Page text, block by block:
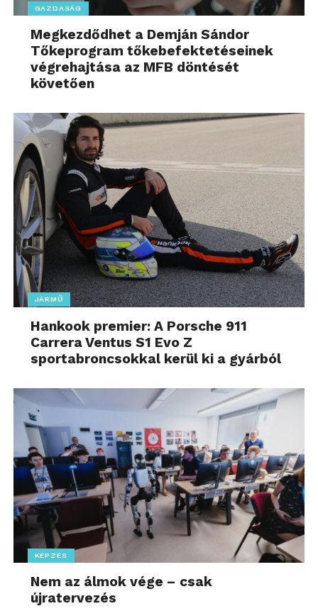
GAZDASÁG
Megkezdődhet a Demján Sándor
Tőkeprogram tőkebefektetéseinek
végrehajtása az MFB döntését
követően
JÁRMŰ
Hankook premier: A Porsche 911
Carrera Ventus S1 Evo Z
sportabroncsokkal kerül ki a gyárból
KÉPZÉS
Nem az álmok vége – csak
újratervezés